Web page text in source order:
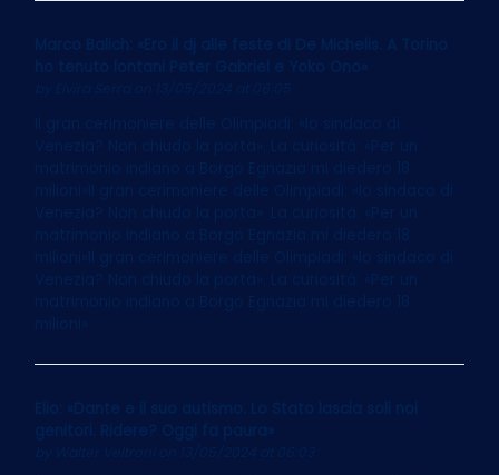
Marco Balich: «Ero il dj alle feste di De Michelis. A Torino
ho tenuto lontani Peter Gabriel e Yoko Ono»
on 13/05/2024 at 06:05
Il gran cerimoniere delle Olimpiadi: «Io sindaco di
Venezia? Non chiudo la porta». La curiosità: «Per un
matrimonio indiano a Borgo Egnazia mi diedero 18
milioni»Il gran cerimoniere delle Olimpiadi: «Io sindaco di
Venezia? Non chiudo la porta». La curiosità: «Per un
matrimonio indiano a Borgo Egnazia mi diedero 18
milioni»Il gran cerimoniere delle Olimpiadi: «Io sindaco di
Venezia? Non chiudo la porta». La curiosità: «Per un
matrimonio indiano a Borgo Egnazia mi diedero 18
Elio: «Dante e il suo autismo. Lo Stato lascia soli noi
genitori. Ridere? Oggi fa paura»
Walter Veltroni on 13/05/2024 at 06:03